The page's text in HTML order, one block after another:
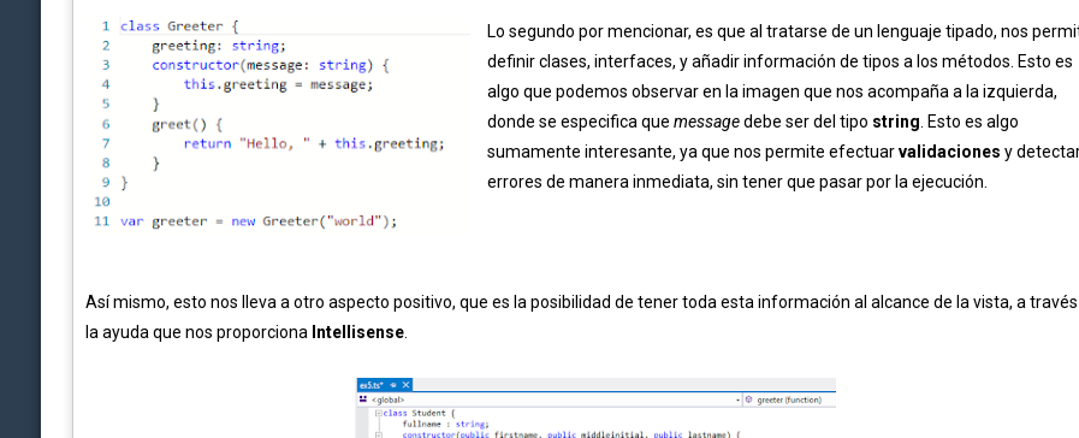
Lo segundo por mencionar, es que al tratarse de un lenguaje tipado, nos
definir clases, interfaces, y añadir información de tipos a los métodos. Esto es
algo que podemos observar en la imagen que nos acompaña a la izquierda,
donde se especifica que messagedebe ser del tipo string . Esto es algo
sumamente interesante, ya que nos permite efectuarvalidaciones y
errores de manera inmediata, sin tener que pasar por la ejecución.
Así mismo, esto nos lleva a otro aspecto positivo, que es la posibilidad de tener toda esta información al alcance de la vista, a
la ayuda que nos proporciona Intellisense.